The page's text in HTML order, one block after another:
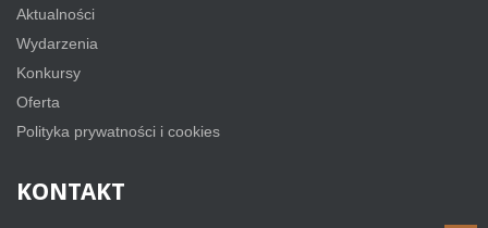
Aktualności
Wydarzenia
Konkursy
Oferta
Polityka prywatności i cookies
KONTAKT